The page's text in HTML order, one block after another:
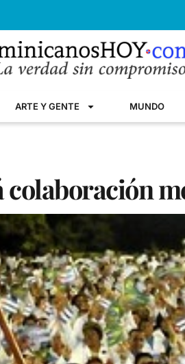
ARTE Y GENTE MUNDO